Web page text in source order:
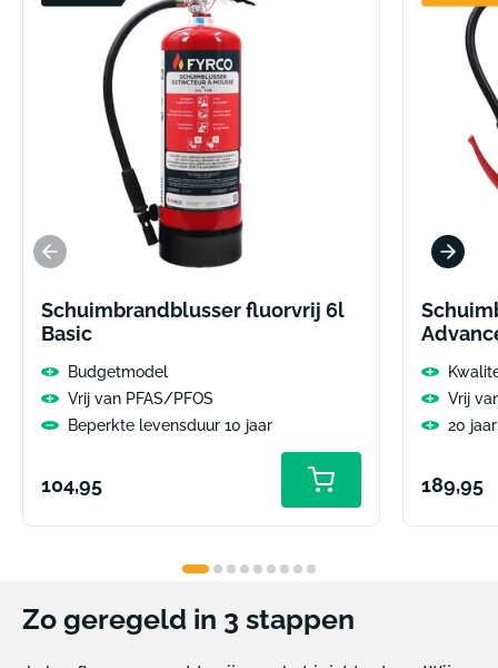
Schuimbrandblusser fluorvrij 6l
Basic
Budgetmodel
Vrij van PFAS/PFOS
Beperkte levensduur 10 jaar
Normale
104,95
Vrij
20
189,95
Zo geregeld in 3 stappen